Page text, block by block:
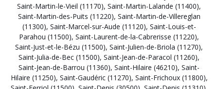
Saint-Martin-le-Vieil (11170), Saint-Martin-Lalande (11400),
Saint-Martin-des-Puits (11220), Saint-Martin-de-Villereglan
(11300), Saint-Marcel-sur-Aude (11120), Saint-Louis-et-
Parahou (11500), Saint-Laurent-de-la-Cabrerisse (11220),
Saint-Just-et-le-Bézu (11500), Saint-Julien-de-Briola (11270),
Saint-Julia-de-Bec (11500), Saint-Jean-de-Paracol (11260),
Saint-Jean-de-Barrou (11360), Saint-Hilaire (46210), Saint-
Hilaire (11250), Saint-Gaudéric (11270), Saint-Frichoux (11800),